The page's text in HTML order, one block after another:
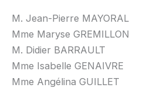
M. Jean-Pierre MAYORAL
Mme Maryse GREMILLON
M. Didier BARRAULT
Mme Isabelle GENAIVRE
Mme Angélina GUILLET